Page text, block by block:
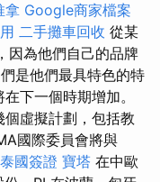
拿 Google商家檔案
二手攤車回收 從某
因為他們自己的品牌
是他們最具特色的特
下一個時期增加。
虛擬計劃，包括教
國際委員會將與
泰國簽證 寶塔 在中歐